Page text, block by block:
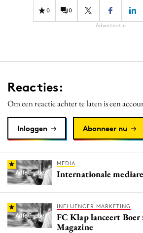
0 0
Advertentie
Reacties:
Om een reactie achter te laten is een
Inloggen Abonneer nu
MEDIA
Internationale
INFLUENCER MARKETING
FC Klap lanceert
Magazine